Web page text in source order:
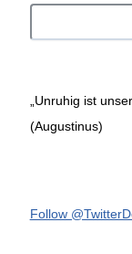
„Unruhig ist
(Augustinus)
Follow